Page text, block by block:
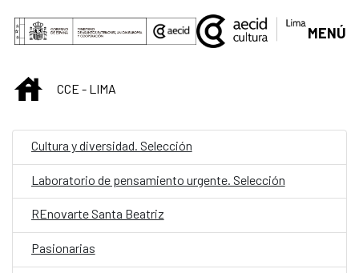
Saltar al contenido principal
MENÚ
INICIOCCE - LIMA
Cultura y diversidad. Selección
Laboratorio de pensamiento urgente. Selección
REnovarte Santa Beatriz
Pasionarias